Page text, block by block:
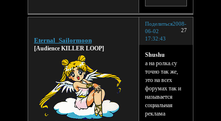
Поделиться
27
2008-
06-02
17:32:43
Eternal_Sailormoon
[Audience KILLER LOOP]
Shushu
а на ролка.су
точно так же,
это на всех
форумах так и
называется
социальная
реклама